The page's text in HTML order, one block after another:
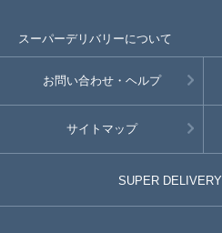
スーパーデリバリーについて
お問い合わせ・ヘルプ
サイトマップ
SUPER DELIVERY